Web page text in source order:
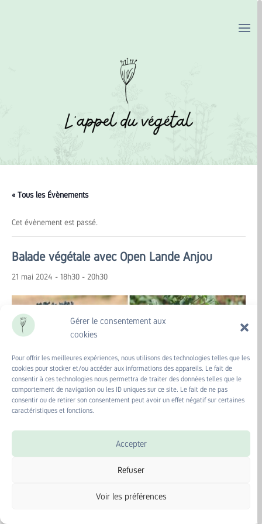
Gérer le consentement aux
cookies
Pour offrir les meilleures expériences, nous utilisons des technologies telles que les
cookies pour stocker et/ou accéder aux informations des appareils. Le fait de
consentir à ces technologies nous permettra de traiter des données telles que le
comportement de navigation ou les ID uniques sur ce site. Le fait de ne pas
consentir ou de retirer son consentement peut avoir un effet négatif sur certaines
caractéristiques et fonctions.
Accepter
Refuser
Voir les préférences
« Tous les Évènements
Cet évènement est passé.
Balade végétale avec Open Lande Anjou
21 mai 2024 - 18h30 - 20h30
Une balade dans les rues d’Angers, à la découverte